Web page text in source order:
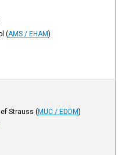
(AMS / EHAM)
Strauss (MUC / EDDM)